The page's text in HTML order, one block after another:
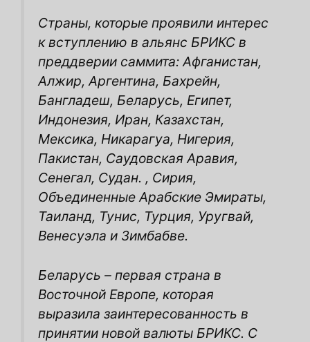
Страны, которые проявили интерес
к вступлению в альянс БРИКС в
преддверии саммита: Афганистан,
Алжир, Аргентина, Бахрейн,
Бангладеш, Беларусь, Египет,
Индонезия, Иран, Казахстан,
Мексика, Никарагуа, Нигерия,
Пакистан, Саудовская Аравия,
Сенегал, Судан. , Сирия,
Объединенные Арабские Эмираты,
Таиланд, Тунис, Турция, Уругвай,
Венесуэла и Зимбабве.
Беларусь – первая страна в
Восточной Европе, которая
выразила заинтересованность в
принятии новой валюты БРИКС. С